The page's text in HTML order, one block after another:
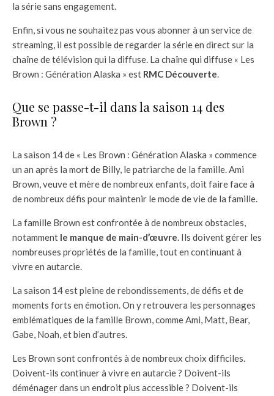
la série sans engagement.
Enfin, si vous ne souhaitez pas vous abonner à un service de
streaming, il est possible de regarder la série en direct sur la
chaîne de télévision qui la diffuse. La chaîne qui diffuse « Les
Brown : Génération Alaska » est RMC Découverte.
Que se passe-t-il dans la saison 14 des
Brown ?
La saison 14 de « Les Brown : Génération Alaska » commence
un an après la mort de Billy, le patriarche de la famille. Ami
Brown, veuve et mère de nombreux enfants, doit faire face à
de nombreux défis pour maintenir le mode de vie de la famille.
La famille Brown est confrontée à de nombreux obstacles,
notamment le manque de main-d’œuvre. Ils doivent gérer les
nombreuses propriétés de la famille, tout en continuant à
vivre en autarcie.
La saison 14 est pleine de rebondissements, de défis et de
moments forts en émotion. On y retrouvera les personnages
emblématiques de la famille Brown, comme Ami, Matt, Bear,
Gabe, Noah, et bien d’autres.
Les Brown sont confrontés à de nombreux choix difficiles.
Doivent-ils continuer à vivre en autarcie ? Doivent-ils
déménager dans un endroit plus accessible ? Doivent-ils